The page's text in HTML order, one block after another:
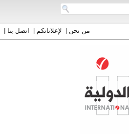
من نحن| لإعلاناتكم| اتصل بنا|